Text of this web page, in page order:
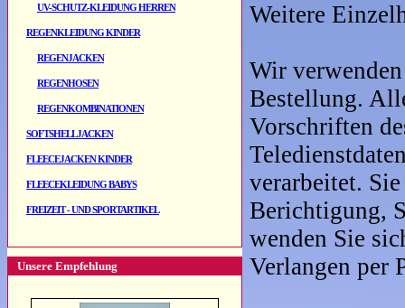
UV-SCHUTZ-KLEIDUNG HERREN
REGENKLEIDUNG KINDER
REGENJACKEN
REGENHOSEN
REGENKOMBINATIONEN
SOFTSHELLJACKEN
FLEECEJACKEN KINDER
FLEECEKLEIDUNG BABYS
FREIZEIT - UND SPORTARTIKEL
Unsere Empfehlung
Weitere
Wir
Bestellung.
Vorschriften
verarbeitet.
Berichtigung,
wenden Sie
Verlangen per